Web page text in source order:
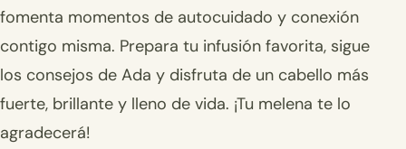
fomenta momentos de autocuidado y conexión
contigo misma. Prepara tu infusión favorita, sigue
los consejos de Ada y disfruta de un cabello más
fuerte, brillante y lleno de vida. ¡Tu melena te lo
agradecerá!